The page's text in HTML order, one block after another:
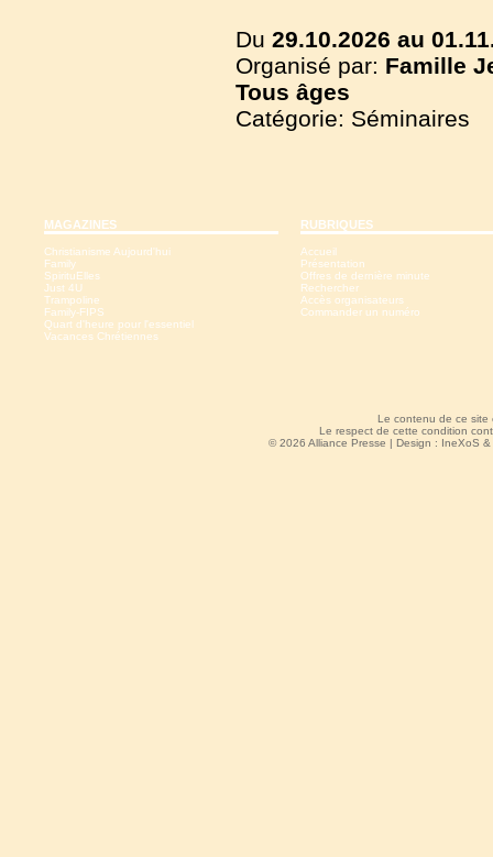
Du 29.10.2026 au
Organisé par: Famille
Tous âges
Catégorie: Séminaires
MAGAZINES
Christianisme Aujourd'hui
Family
SpirituElles
Just 4U
Trampoline
Family-FIPS
Quart d'heure pour l'essentiel
Vacances Chrétiennes
RUBRIQUES
Accueil
Présentation
Offres de dernière minute
Rechercher
Accès organisateurs
Commander un numéro
Le contenu de ce site
Le respect de cette condition
© 2026 Alliance Presse | Design : IneXoS &